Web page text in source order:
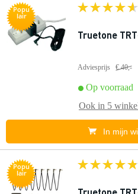
Popu
lair
Truetone
Adviesprijs € 40,-
Op voorraad
Ook in 5
In mijn
Popu
lair